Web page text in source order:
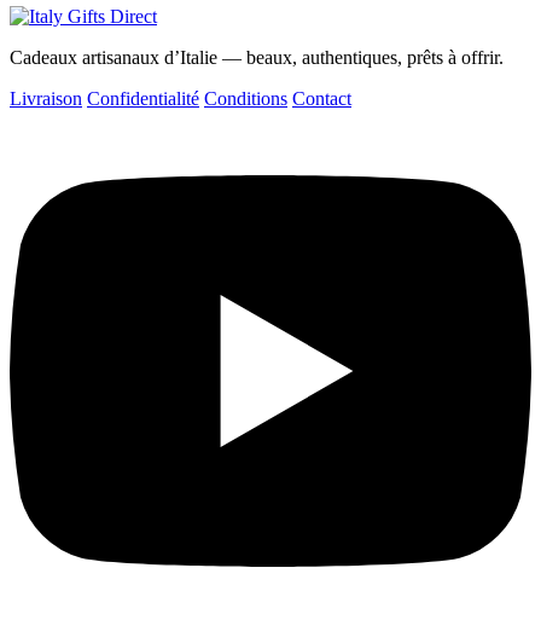
Cadeaux artisanaux d’Italie — beaux, authentiques, prêts à offrir.
Livraison Confidentialité Conditions Contact